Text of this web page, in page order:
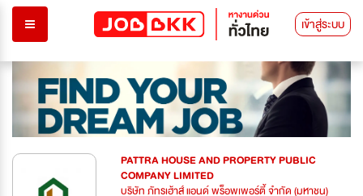
เข้าสู่ระบบ
PATTRA HOUSE AND PROPERTY PUBLIC
COMPANY LIMITED
บริษัท ภัทรเฮ้าส์ แอนด์ พร็อพเพอร์ตี้ จำกัด (มหาชน)